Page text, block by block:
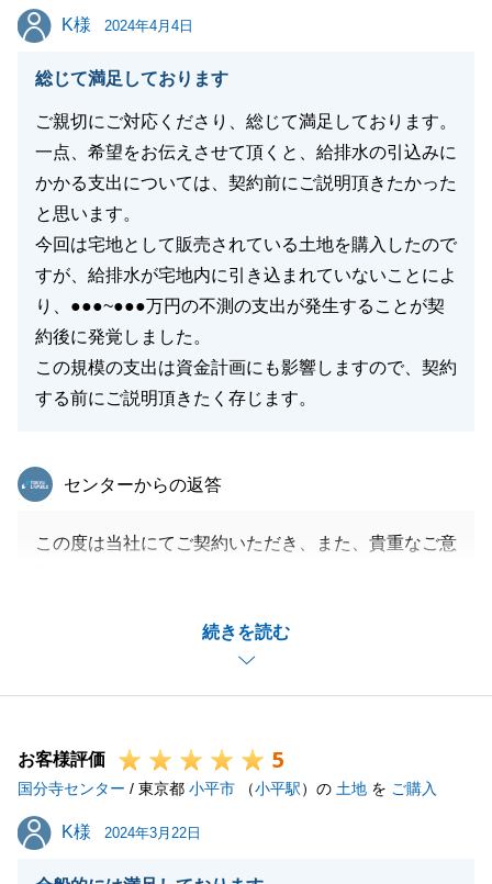
閉じる
K様
K様 2024年4月4日
総じて満足しております
ご親切にご対応くださり、総じて満足しております。
一点、希望をお伝えさせて頂くと、給排水の引込みに
かかる支出については、契約前にご説明頂きたかった
と思います。
今回は宅地として販売されている土地を購入したので
すが、給排水が宅地内に引き込まれていないことによ
り、●●●~●●●万円の不測の支出が発生することが契
約後に発覚しました。
この規模の支出は資金計画にも影響しますので、契約
する前にご説明頂きたく存じます。
続きを読む
東急リバブル
センターからの返答
この度は当社にてご契約いただき、また、貴重なご意
お気持ちを害するような形となり大変申し訳ありませ
んでした。
非またお声かけ頂けると幸いです。
お客様評価 5
国分寺センター / 東京都 小平市 （小平駅）の 土地 を ご購入
K様
K様 2024年3月22日